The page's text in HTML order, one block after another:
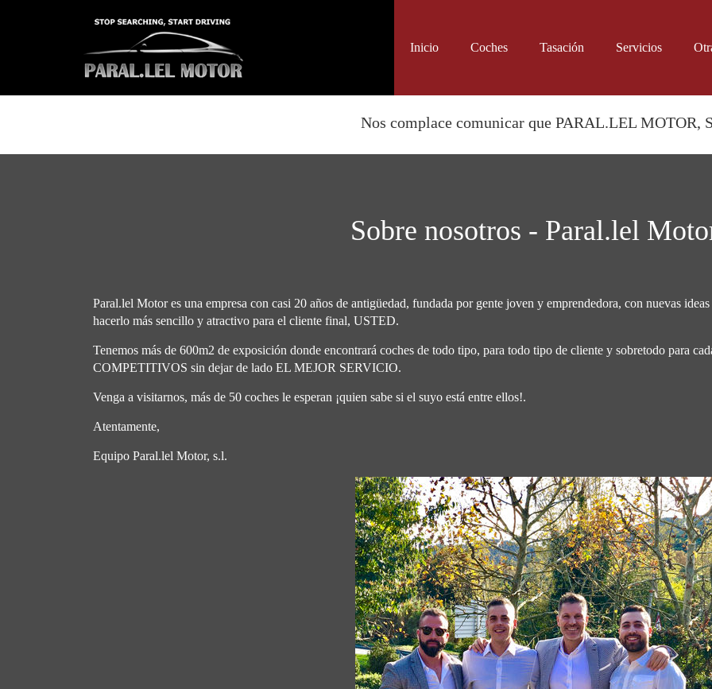
Inicio Coches Tasación Servicios
Nos complace comunicar que PARAL.LEL MOTOR, S.L pasa a
Sobre nosotros - Paral.lel
Paral.lel Motor es una empresa con casi 20 años de antigüedad, fundada por gente joven y emprendedora, con nuevas
hacerlo más sencillo y atractivo para el cliente final, USTED.
Tenemos más de 600m2 de exposición donde encontrará coches de todo tipo, para todo tipo de cliente y sobretodo para
COMPETITIVOS sin dejar de lado EL MEJOR SERVICIO.
Venga a visitarnos, más de 50 coches le esperan ¡quien sabe si el suyo está entre ellos!.
Atentamente,
Equipo Paral.lel Motor, s.l.